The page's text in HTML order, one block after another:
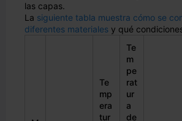
las capas.
La siguiente tabla muestra cómo se
diferentes materiales y qué
Te
mp
era
tur
Te
m
pe
rat
ur
a
de